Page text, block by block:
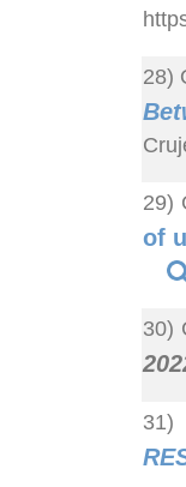
28)
29)
of
30)
31)